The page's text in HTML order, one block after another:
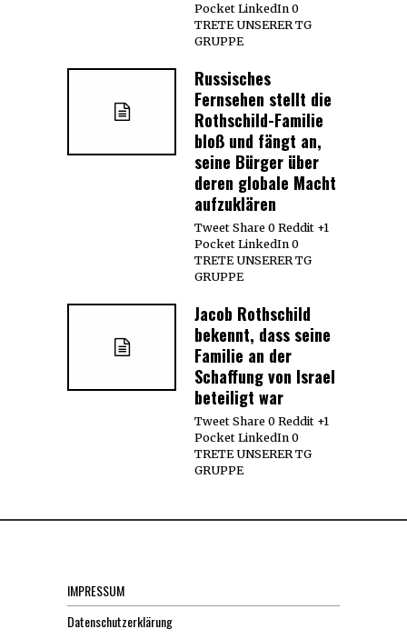
Pocket LinkedIn 0
TRETE UNSERER TG
GRUPPE
Russisches
Fernsehen stellt die
Rothschild-Familie
bloß und fängt an,
seine Bürger über
deren globale Macht
aufzuklären
Tweet Share 0 Reddit +1
Pocket LinkedIn 0
TRETE UNSERER TG
GRUPPE
Jacob Rothschild
bekennt, dass seine
Familie an der
Schaffung von Israel
beteiligt war
Tweet Share 0 Reddit +1
Pocket LinkedIn 0
TRETE UNSERER TG
GRUPPE
IMPRESSUM
Datenschutzerklärung